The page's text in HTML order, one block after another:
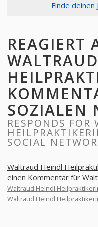
Finde deinen
REAGIERT
SOZIALEN
RESPONDS FOR
SOCIAL
Waltraud Heindl
einen Kommentar für
Waltraud Heindl
Waltraud Heindl